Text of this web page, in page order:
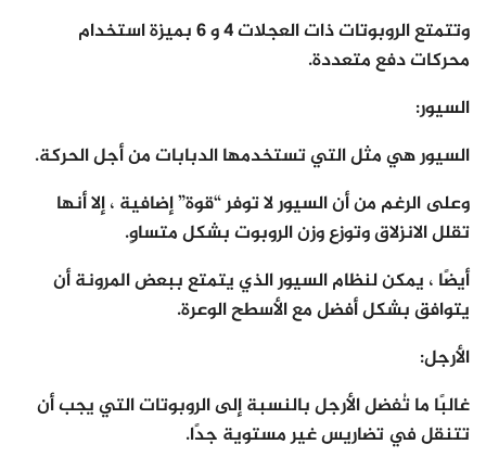
وتتمتع الروبوتات ذات العجلات 4 و 6 بميزة استخدام
محركات دفع متعددة.
السيور:
السيور هي مثل التي تستخدمها الدبابات من أجل الحركة.
وعلى الرغم من أن السيور لا توفر “قوة” إضافية ، إلا أنها
تقلل الانزلاق وتوزع وزن الروبوت بشكل متساوٍ.
أيضًا ، يمكن لنظام السيور الذي يتمتع ببعض المرونة أن
يتوافق بشكل أفضل مع الأسطح الوعرة.
الأرجل:
غالبًا ما تُفضل الأرجل بالنسبة إلى الروبوتات التي يجب أن
تتنقل في تضاريس غير مستوية جدًا.